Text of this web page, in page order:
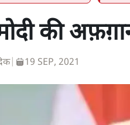
मोदी की
| 19 SEP, 2021